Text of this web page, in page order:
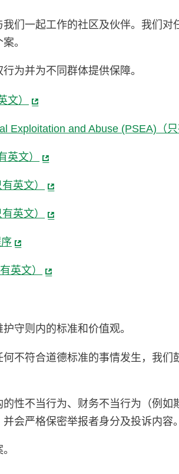
们一起工作的社区及伙伴。我们
。
为并为不同群体提供保障。
）
Exploitation and Abuse (PSEA)（只
英文）
英文）
英文）
英文）
守则内的标准和价值观。
不符合道德标准的事情发生，我
性不当行为、财务不当行为（例
会严格保密举报者身分及投诉内容。